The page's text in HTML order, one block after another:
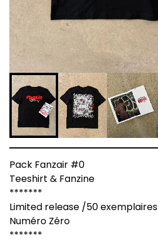
Pack Fanzair #0
Teeshirt & Fanzine
*******
Limited release /50 exemplaires
Numéro Zéro
*******